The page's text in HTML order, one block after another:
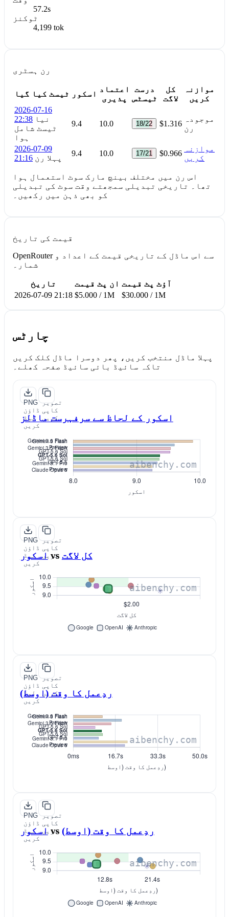
57.2s
ٹوکنز
4,199 tok
رن ہسٹری
ٹیسٹ کیا گیا اسکور
اعتماد
پذیری
درست
ٹیسٹس
کل
لاگت
موازنہ
کریں
2026-07-16
22:38 نیا
ٹیسٹ شامل
ہوا
9.4 10.0 18/22 $1.316
موجودہ
رن
2026-07-09
21:16 پہلا رن
9.4 10.0 17/21 $0.966
موازنہ
کریں
اس رن میں مختلف بینچ مارک سوٹ استعمال ہوا
تھا۔ تاریخی تبدیلی سمجھتے وقت سوٹ کی تبدیلی
کو بھی ذہن میں رکھیں۔
قیمت کی تاریخ
OpenRouter سے اس ماڈل کے تاریخی قیمت کے اعداد و
شمار۔
تاریخ ان پٹ قیمت آؤٹ پٹ قیمت
2026-07-09 21:18 $5.000 / 1M $30.000 / 1M
چارٹس
پہلا ماڈل منتخب کریں، پھر دوسرا ماڈل کلک کریں
تاکہ سائیڈ بائی سائیڈ صفحہ کھلے۔
PNG
ڈاؤن
لوڈ
کریں
تصویر
کاپی
کریں
اسکور کے لحاظ سے سرفہرست ماڈلز
PNG
ڈاؤن
لوڈ
کریں
تصویر
کاپی
کریںاسکور vs کل لاگت
PNG
ڈاؤن
لوڈ
کریں
تصویر
کاپی
کریں
ردِعمل کا وقت (اوسط)
PNG
ڈاؤن
لوڈ
کریں
تصویر
کاپی
کریںاسکور vs ردِعمل کا وقت (اوسط)